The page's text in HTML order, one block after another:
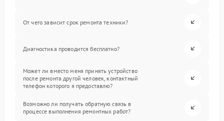
От чего зависит срок ремонта техники?
Диагностика проводится бесплатно?
Может ли вместо меня принять устройство
после ремонта другой человек, контактный
телефон которого я предоставлю?
Возможно ли получать обратную связь в
процессе выполнения ремонтных работ?